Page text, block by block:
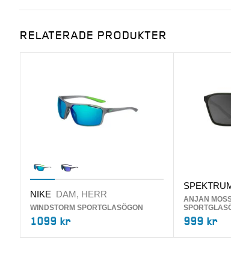
RELATERADE PRODUKTER
NIKE DAM, HERR
WINDSTORM SPORTGLASÖGON
1099 kr
ANJAN
999 kr